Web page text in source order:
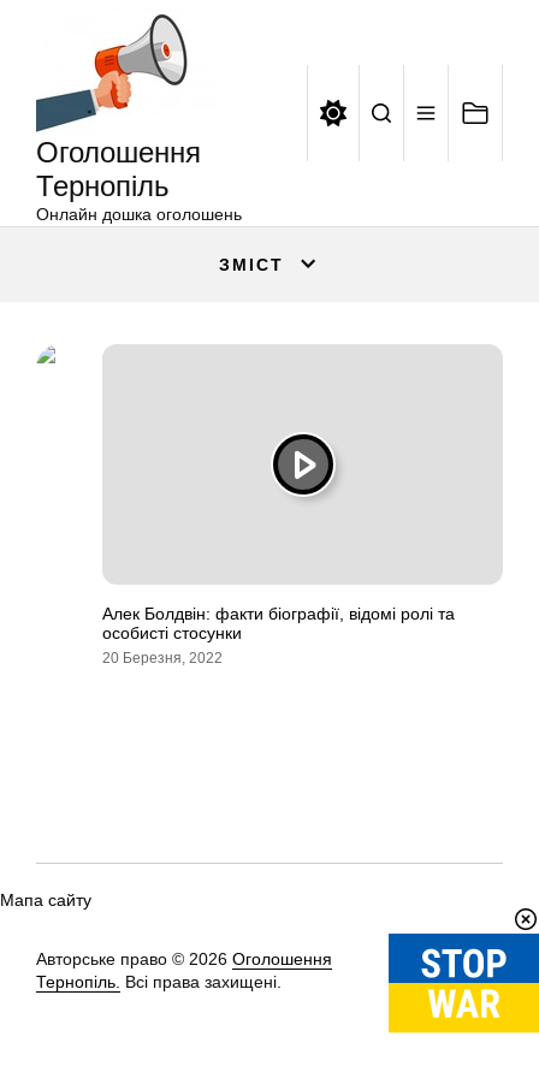
Оголошення
Тернопіль
Онлайн дошка оголошень
ЗМІСТ
Алек Болдвін: факти біографії, відомі ролі та
особисті стосунки
20 Березня, 2022
Мапа сайту
Авторське право © 2026 Оголошення
Тернопіль. Всі права захищені.
Вгору↑